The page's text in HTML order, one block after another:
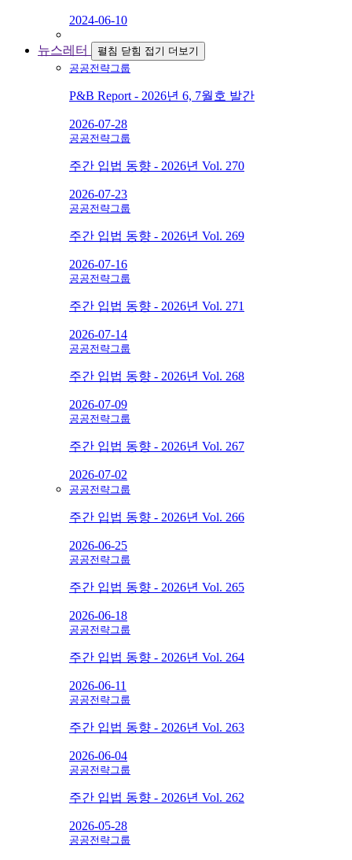
2024-06-10
뉴스레터 펼침 닫힘 접기 더보기
공공전략그룹
P&B Report - 2026년 6, 7월호 발간
2026-07-28
공공전략그룹
주간 입법 동향 - 2026년 Vol. 270
2026-07-23
공공전략그룹
주간 입법 동향 - 2026년 Vol. 269
2026-07-16
공공전략그룹
주간 입법 동향 - 2026년 Vol. 271
2026-07-14
공공전략그룹
주간 입법 동향 - 2026년 Vol. 268
2026-07-09
공공전략그룹
주간 입법 동향 - 2026년 Vol. 267
2026-07-02
공공전략그룹
주간 입법 동향 - 2026년 Vol. 266
2026-06-25
공공전략그룹
주간 입법 동향 - 2026년 Vol. 265
2026-06-18
공공전략그룹
주간 입법 동향 - 2026년 Vol. 264
2026-06-11
공공전략그룹
주간 입법 동향 - 2026년 Vol. 263
2026-06-04
공공전략그룹
주간 입법 동향 - 2026년 Vol. 262
2026-05-28
공공전략그룹